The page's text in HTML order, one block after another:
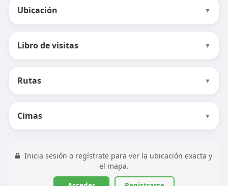
Ubicación ▼
Libro de visitas ▼
Rutas ▼
Cimas ▼
Inicia sesión o regístrate para ver la ubicación exacta y
el mapa.